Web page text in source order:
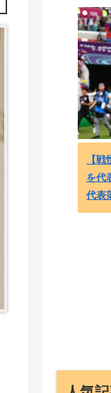
【
を代
代表